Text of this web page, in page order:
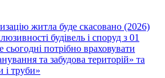
житла буде скасовано (2026)
будівель і споруд з 01
сьогодні потрібно враховувати
та забудова територій» та
труби»